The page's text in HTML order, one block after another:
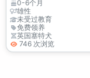
+27848239748
0-6个月
雄性
未受过教育
免费领养
英国塞特犬
746 次浏览